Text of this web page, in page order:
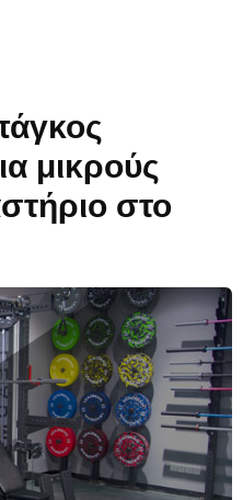
μικρούς
στο